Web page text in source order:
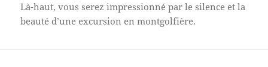
Là-haut, vous serez impressionné par le silence et la
beauté d’une excursion en montgolfière.